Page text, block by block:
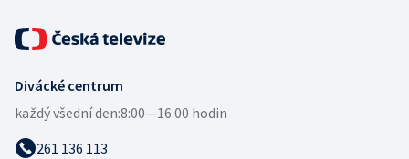
Divácké centrum
každý všední den:8:00—16:00 hodin
261 136 113